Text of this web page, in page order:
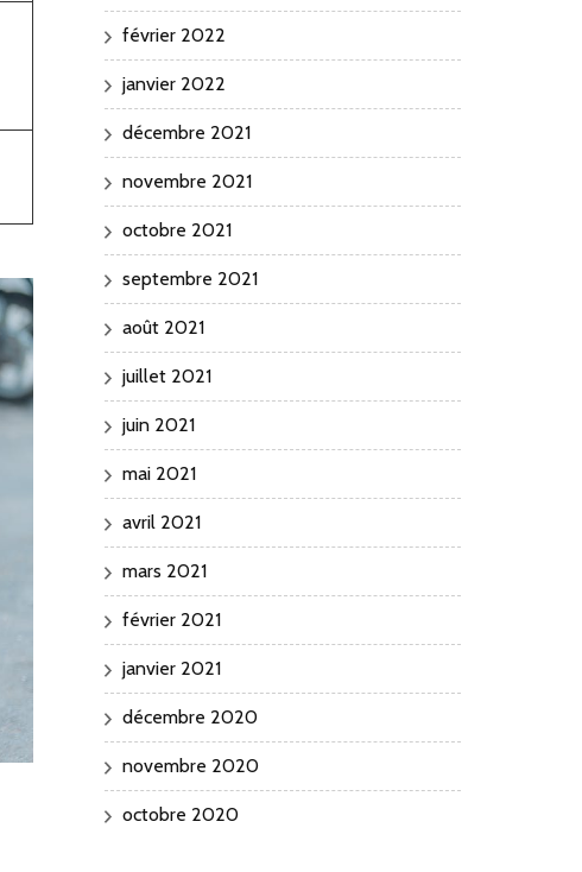
février 2022
janvier 2022
décembre 2021
novembre 2021
octobre 2021
septembre 2021
août 2021
juillet 2021
juin 2021
mai 2021
avril 2021
mars 2021
février 2021
janvier 2021
décembre 2020
novembre 2020
octobre 2020